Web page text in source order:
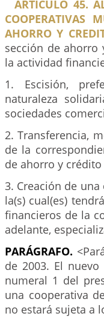
ARTICULO 45.
COOPERATIVAS
AHORRO Y
sección de ahorro
la actividad
1. Escisión,
naturaleza
sociedades
2. Transferencia,
de la
de ahorro y
3. Creación de
la(s) cual(es)
financieros de la
adelante,
PARÁGRAFO.
de 2003. El
numeral 1 del
una cooperativa
no estará sujeta a